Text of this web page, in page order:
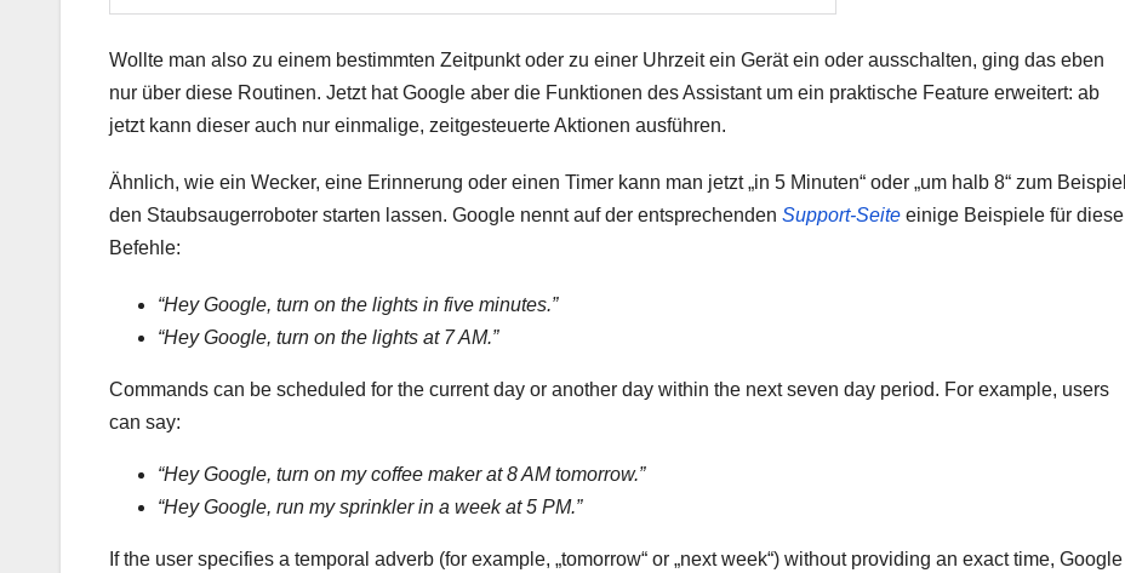
Wollte man also zu einem bestimmten Zeitpunkt oder zu einer Uhrzeit ein Gerät ein oder ausschalten, ging das eben
nur über diese Routinen. Jetzt hat Google aber die Funktionen des Assistant um ein praktische Feature erweitert: ab
jetzt kann dieser auch nur einmalige, zeitgesteuerte Aktionen ausführen.
Ähnlich, wie ein Wecker, eine Erinnerung oder einen Timer kann man jetzt „in 5 Minuten“ oder „um halb 8“ zum Beispiel
den Staubsaugerroboter starten lassen. Google nennt auf der entsprechenden Support-Seite einige Beispiele für diese
Befehle:
“Hey Google, turn on the lights in five minutes.”
“Hey Google, turn on the lights at 7 AM.”
Commands can be scheduled for the current day or another day within the next seven day period. For example, users
can say:
“Hey Google, turn on my coffee maker at 8 AM tomorrow.”
“Hey Google, run my sprinkler in a week at 5 PM.”
If the user specifies a temporal adverb (for example, „tomorrow“ or „next week“) without providing an exact time, Google